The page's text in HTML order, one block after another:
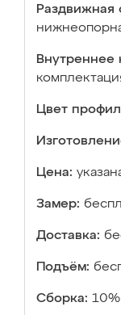
Раздвижная
Внутреннее
Цвет
Цена:
Замер:
Доставка:
Подъём:
Сборка: 10%